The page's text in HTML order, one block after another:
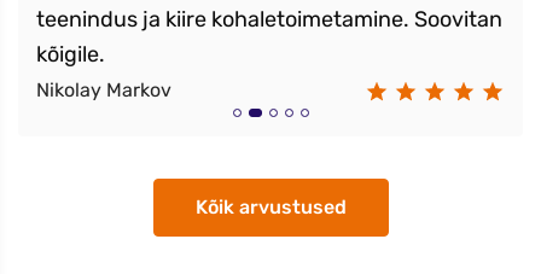
teenindus ja kiire kohaletoimetamine. Soovitan
kõigile.
Nikolay Markov
Kõik arvustused